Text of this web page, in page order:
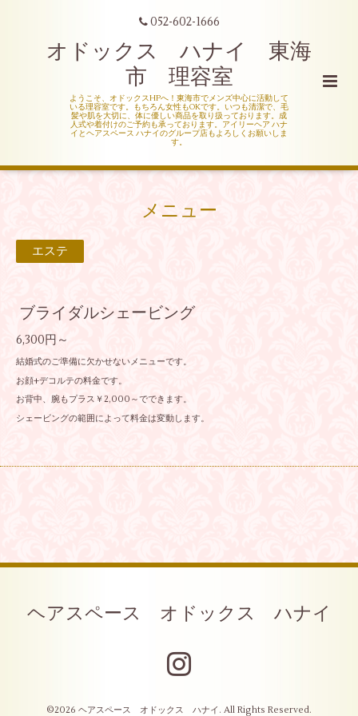
052-602-1666
オドックス ハナイ 東海
市 理容室
ようこそ、オドックスHPへ！東海市でメンズ中心に活動して
いる理容室です。もちろん女性もOKです。いつも清潔で、毛
髪や肌を大切に、体に優しい商品を取り扱っております。成
人式や着付けのご予約も承っております。アイリーヘア ハナ
イとヘアスペース ハナイのグループ店もよろしくお願いしま
す。
メニュー
エステ
ブライダルシェービング
6,300円～
結婚式のご準備に欠かせないメニューです。
お顔+デコルテの料金です。
お背中、腕もプラス￥2,000～でできます。
シェービングの範囲によって料金は変動します。
ヘアスペース オドックス ハナイ
©2026 ヘアスペース オドックス ハナイ . All Rights Reserved.